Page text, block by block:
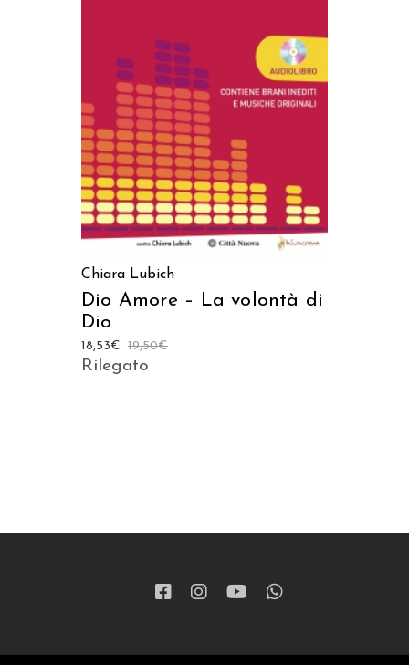
AGGIUNGI AL CARRELLO
Chiara Lubich
Dio Amore – La volontà di
Dio
19,50€
18,53€
Rilegato